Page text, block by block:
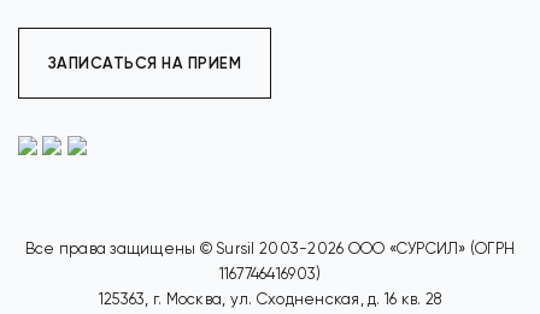
ЗАПИСАТЬСЯ НА ПРИЕМ
Все права защищены © Sursil 2003-2026 ООО «СУРСИЛ» (ОГРН
1167746416903)
125363, г. Москва, ул. Сходненская, д. 16 кв. 28